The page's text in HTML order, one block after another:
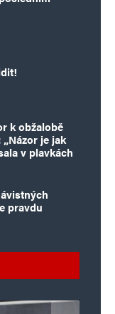
k obžalobě
je jak
v plavkách
pravdu